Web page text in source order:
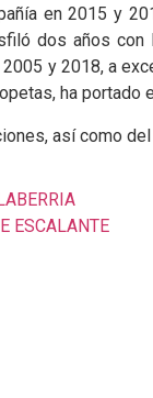
en 2015 y
dos años
y 2018, a
ha portado
así como
ESCALANTE